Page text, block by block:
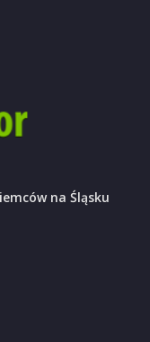
na Śląsku